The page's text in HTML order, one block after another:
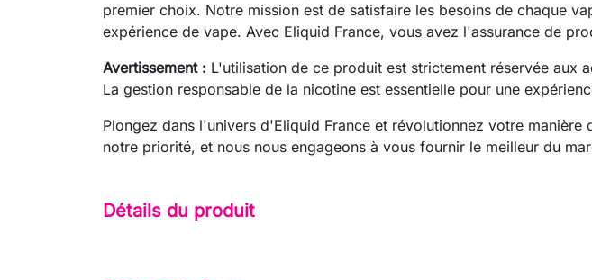
premier choix. Notre mission est de satisfaire les besoins de chaque
expérience de vape. Avec Eliquid France, vous avez l'assurance de
Avertissement : L'utilisation de ce produit est strictement réservée aux
La gestion responsable de la nicotine est essentielle pour une
Plongez dans l'univers d'Eliquid France et révolutionnez votre
notre priorité, et nous nous engageons à vous fournir le meilleur du
Détails du produit